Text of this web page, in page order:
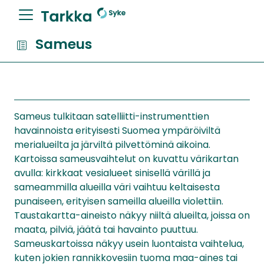
Sameus
Sameus tulkitaan satelliitti-instrumenttien
havainnoista erityisesti Suomea ympäröiviltä
merialueilta ja järviltä pilvettöminä aikoina.
Kartoissa sameusvaihtelut on kuvattu värikartan
avulla: kirkkaat vesialueet sinisellä värillä ja
sameammilla alueilla väri vaihtuu keltaisesta
punaiseen, erityisen sameilla alueilla violettiin.
Taustakartta-aineisto näkyy niiltä alueilta, joissa on
maata, pilviä, jäätä tai havainto puuttuu.
Sameuskartoissa näkyy usein luontaista vaihtelua,
kuten jokien rannikkovesiin tuoma maa-aines tai